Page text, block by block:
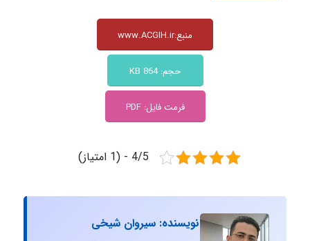
منبع:www.ACGIH.ir
حجم: 864 KB
فرمت فایل: PDF
4/5 - (1 امتیاز)
نویسنده: سیروان شیخی